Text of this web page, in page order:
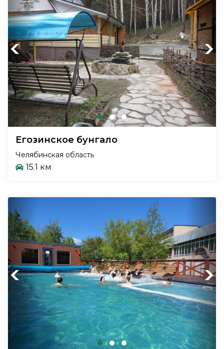
Previous Next
Егозинское бунгало
Челябинская область
15.1 км
Previous Next